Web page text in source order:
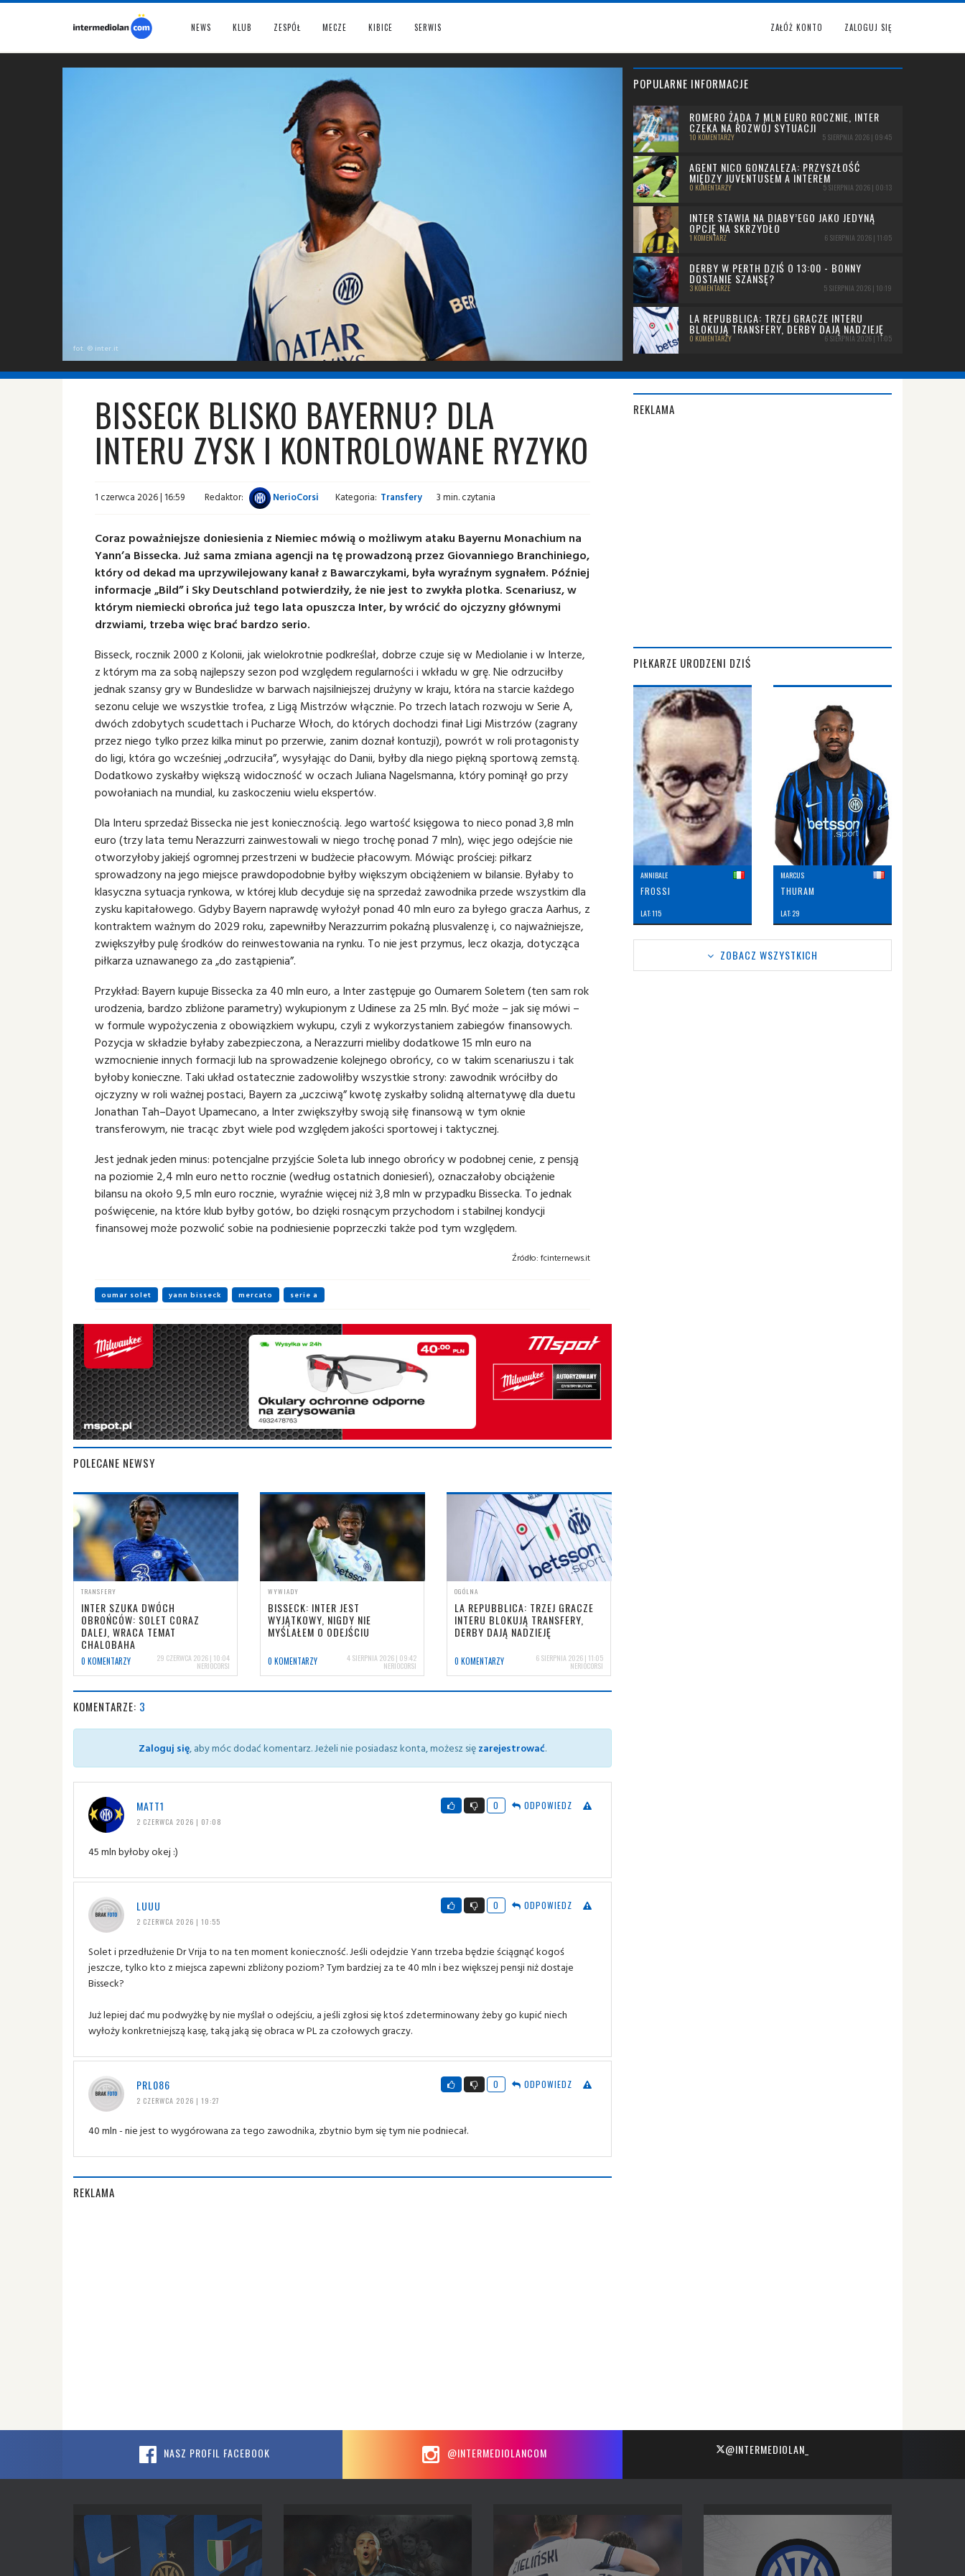
NEWS KLUB ZESPÓŁ MECZE KIBICE SERWIS ZAŁÓŻ KONTO ZALOGUJ SIĘ
fot. © inter.it
POPULARNE INFORMACJE
ROMERO ŻĄDA 7 MLN EURO ROCZNIE, INTER
CZEKA NA ROZWÓJ SYTUACJI
10 KOMENTARZY 5 SIERPNIA 2026 | 09:45
AGENT NICO GONZALEZA: PRZYSZŁOŚĆ
MIĘDZY JUVENTUSEM A INTEREM
0 KOMENTARZY 5 SIERPNIA 2026 | 00:13
INTER STAWIA NA DIABY’EGO JAKO JEDYNĄ
OPCJĘ NA SKRZYDŁO
1 KOMENTARZ 6 SIERPNIA 2026 | 11:05
DERBY W PERTH DZIŚ O 13:00 - BONNY
DOSTANIE SZANSĘ?
3 KOMENTARZE 5 SIERPNIA 2026 | 10:19
LA REPUBBLICA: TRZEJ GRACZE INTERU
BLOKUJĄ TRANSFERY, DERBY DAJĄ NADZIEJĘ
0 KOMENTARZY 6 SIERPNIA 2026 | 11:05
BISSECK BLISKO BAYERNU? DLA
INTERU ZYSK I KONTROLOWANE RYZYKO
1 czerwca 2026 | 16:59 Redaktor: NerioCorsi Kategoria: Transfery 3 min. czytania
Coraz poważniejsze doniesienia z Niemiec mówią o możliwym ataku Bayernu Monachium na
Yann’a Bissecka. Już sama zmiana agencji na tę prowadzoną przez Giovanniego Branchiniego,
który od dekad ma uprzywilejowany kanał z Bawarczykami, była wyraźnym sygnałem. Później
informacje „Bild” i Sky Deutschland potwierdziły, że nie jest to zwykła plotka. Scenariusz, w
którym niemiecki obrońca już tego lata opuszcza Inter, by wrócić do ojczyzny głównymi
drzwiami, trzeba więc brać bardzo serio.
Bisseck, rocznik 2000 z Kolonii, jak wielokrotnie podkreślał, dobrze czuje się w Mediolanie i w Interze,
z którym ma za sobą najlepszy sezon pod względem regularności i wkładu w grę. Nie odrzuciłby
jednak szansy gry w Bundeslidze w barwach najsilniejszej drużyny w kraju, która na starcie każdego
sezonu celuje we wszystkie trofea, z Ligą Mistrzów włącznie. Po trzech latach rozwoju w Serie A,
dwóch zdobytych scudettach i Pucharze Włoch, do których dochodzi finał Ligi Mistrzów (zagrany
przez niego tylko przez kilka minut po przerwie, zanim doznał kontuzji), powrót w roli protagonisty
do ligi, która go wcześniej „odrzuciła”, wysyłając do Danii, byłby dla niego piękną sportową zemstą.
Dodatkowo zyskałby większą widoczność w oczach Juliana Nagelsmanna, który pominął go przy
powołaniach na mundial, ku zaskoczeniu wielu ekspertów.
Dla Interu sprzedaż Bissecka nie jest koniecznością. Jego wartość księgowa to nieco ponad 3,8 mln
euro (trzy lata temu Nerazzurri zainwestowali w niego trochę ponad 7 mln), więc jego odejście nie
otworzyłoby jakiejś ogromnej przestrzeni w budżecie płacowym. Mówiąc prościej: piłkarz
sprowadzony na jego miejsce prawdopodobnie byłby większym obciążeniem w bilansie. Byłaby to
klasyczna sytuacja rynkowa, w której klub decyduje się na sprzedaż zawodnika przede wszystkim dla
zysku kapitałowego. Gdyby Bayern naprawdę wyłożył ponad 40 mln euro za byłego gracza Aarhus, z
kontraktem ważnym do 2029 roku, zapewniłby Nerazzurrim pokaźną plusvalenzę i, co najważniejsze,
zwiększyłby pulę środków do reinwestowania na rynku. To nie jest przymus, lecz okazja, dotycząca
piłkarza uznawanego za „do zastąpienia”.
Przykład: Bayern kupuje Bissecka za 40 mln euro, a Inter zastępuje go Oumarem Soletem (ten sam rok
urodzenia, bardzo zbliżone parametry) wykupionym z Udinese za 25 mln. Być może – jak się mówi –
w formule wypożyczenia z obowiązkiem wykupu, czyli z wykorzystaniem zabiegów finansowych.
Pozycja w składzie byłaby zabezpieczona, a Nerazzurri mieliby dodatkowe 15 mln euro na
wzmocnienie innych formacji lub na sprowadzenie kolejnego obrońcy, co w takim scenariuszu i tak
byłoby konieczne. Taki układ ostatecznie zadowoliłby wszystkie strony: zawodnik wróciłby do
ojczyzny w roli ważnej postaci, Bayern za „uczciwą” kwotę zyskałby solidną alternatywę dla duetu
Jonathan Tah–Dayot Upamecano, a Inter zwiększyłby swoją siłę finansową w tym oknie
transferowym, nie tracąc zbyt wiele pod względem jakości sportowej i taktycznej.
Jest jednak jeden minus: potencjalne przyjście Soleta lub innego obrońcy w podobnej cenie, z pensją
na poziomie 2,4 mln euro netto rocznie (według ostatnich doniesień), oznaczałoby obciążenie
bilansu na około 9,5 mln euro rocznie, wyraźnie więcej niż 3,8 mln w przypadku Bissecka. To jednak
poświęcenie, na które klub byłby gotów, bo dzięki rosnącym przychodom i stabilnej kondycji
finansowej może pozwolić sobie na podniesienie poprzeczki także pod tym względem.
Źródło: fcinternews.it
oumar solet yann bisseck mercato serie a
POLECANE NEWSY
TRANSFERY
INTER SZUKA DWÓCH
OBROŃCÓW: SOLET CORAZ
DALEJ, WRACA TEMAT
CHALOBAHA
0 KOMENTARZY 29 CZERWCA 2026 | 10:04
NERIOCORSI
WYWIADY
BISSECK: INTER JEST
WYJĄTKOWY, NIGDY NIE
MYŚLAŁEM O ODEJŚCIU
0 KOMENTARZY 4 SIERPNIA 2026 | 09:42
NERIOCORSI
OGÓLNA
LA REPUBBLICA: TRZEJ GRACZE
INTERU BLOKUJĄ TRANSFERY,
DERBY DAJĄ NADZIEJĘ
0 KOMENTARZY 6 SIERPNIA 2026 | 11:05
NERIOCORSI
KOMENTARZE: 3
Zaloguj się, aby móc dodać komentarz. Jeżeli nie posiadasz konta, możesz sięzarejestrować.
MATT1
2 CZERWCA 2026 | 07:08
0 ODPOWIEDZ
45 mln byłoby okej :)
LUUU
2 CZERWCA 2026 | 10:55
0 ODPOWIEDZ
Solet i przedłużenie Dr Vrija to na ten moment konieczność. Jeśli odejdzie Yann trzeba będzie ściągnąć kogoś
jeszcze, tylko kto z miejsca zapewni zbliżony poziom? Tym bardziej za te 40 mln i bez większej pensji niż dostaje
Bisseck?
Już lepiej dać mu podwyżkę by nie myślał o odejściu, a jeśli zgłosi się ktoś zdeterminowany żeby go kupić niech
wyłoży konkretniejszą kasę, taką jaką się obraca w PL za czołowych graczy.
PRL086
2 CZERWCA 2026 | 19:27
0 ODPOWIEDZ
40 mln - nie jest to wygórowana za tego zawodnika, zbytnio bym się tym nie podniecał.
REKLAMA
REKLAMA
PIŁKARZE URODZENI DZIŚ
ANNIBALE
FROSSI
LAT: 115
MARCUS
THURAM
LAT: 29
ZOBACZ WSZYSTKICH
NASZ PROFIL FACEBOOK @INTERMEDIOLANCOM @INTERMEDIOLAN_